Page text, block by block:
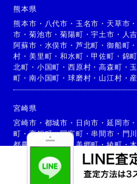
熊本県
熊本市 ・ 八代市 ・ 玉名市 ・ 天草市
市 ・菊池市 ・菊陽町 ・宇土市 ・ 人
阿蘇市 ・ 水俣市 ・ 芦北町 ・御船町 ・
村 ・美里町 ・和水町 ・甲佐町 ・ 錦町
北町 ・ 小国町 ・西原村 ・高森町 ・
町 ・南小国町 ・球磨村 ・ 山江村 ・
宮崎県
宮崎市 ・ 都城市 ・ 日向市 ・延岡市 ・
町 ・高鍋町・国富町 ・ 串間市 ・ 門
都農町
高原町 ・美郷町・綾町・
椎葉村・ 西米良村